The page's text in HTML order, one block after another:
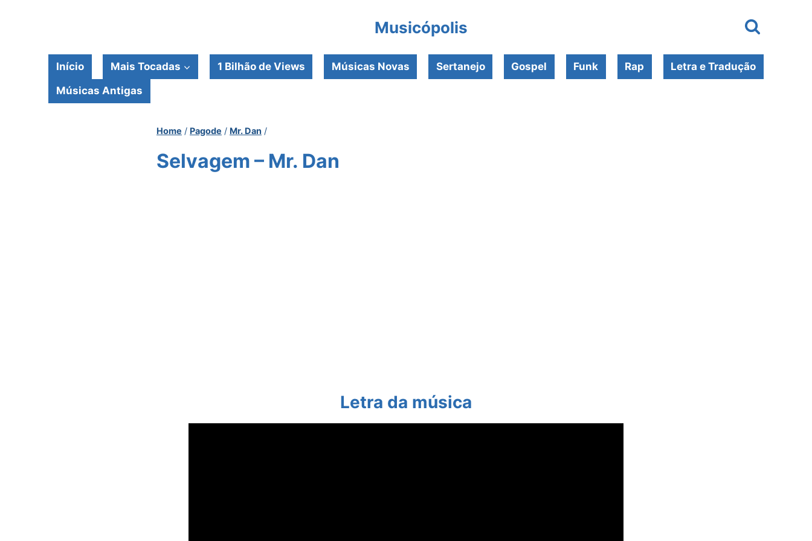
Conteúdo
Musicópolis
Início Mais Tocadas 1 Bilhão de Views Músicas Novas Sertanejo Gospel Funk Rap Letra e Tradução
Músicas Antigas
Home / Pagode / Mr. Dan /
Selvagem – Mr. Dan
Letra da música